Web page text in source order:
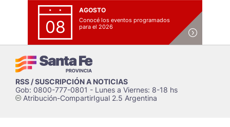
08
AGOSTO
Conocé los eventos programados
para el 2026
RSS / SUSCRIPCIÓN A NOTICIAS
Gob: 0800-777-0801 - Lunes a Viernes: 8-18 hs
cAtribución-CompartirIgual 2.5 Argentina